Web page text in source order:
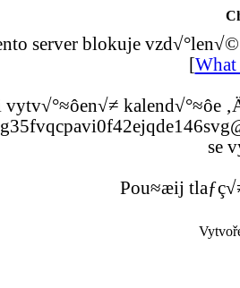
server blokuje
[What
vytv√°≈ôen√≠ kalend√°≈ôe
se
Pou≈æij